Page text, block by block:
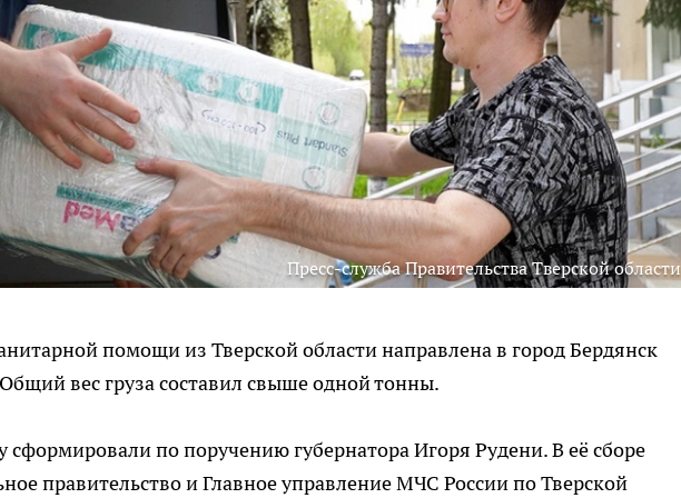
Пресс-служба Правительства Тверской области
помощи из Тверской области направлена в город Бердянск
вес груза составил свыше одной тонны.
по поручению губернатора Игоря Рудени. В её сборе
правительство и Главное управление МЧС России по Тверской